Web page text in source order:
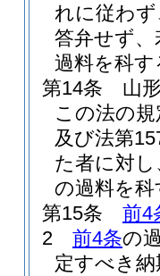
れに従わ
答弁せず
過料を科す
第14条
山
この法の
及び法第
た者に対
の過料を
第15条
前4
2
前4条の
定すべき